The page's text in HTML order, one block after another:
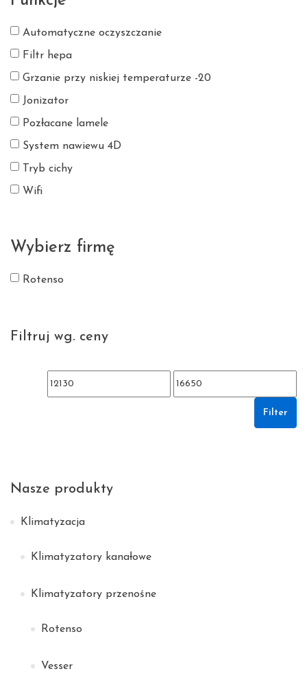
Automatyczne oczyszczanie
Filtr hepa
Grzanie przy niskiej temperaturze -20
Jonizator
Pozłacane lamele
System nawiewu 4D
Tryb cichy
Wifi
Wybierz firmę
Rotenso
Filtruj wg. ceny
Min price Max price
Filter
Nasze produkty
Klimatyzacja
Klimatyzatory kanałowe
Klimatyzatory przenośne
Rotenso
Vesser